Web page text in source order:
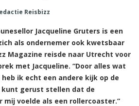
Reisbizz
Jacqueline Gruters is een
als ondernemer ook kwetsbaar
Magazine reisde naar Utrecht voor
met Jacqueline. “Door alles wat
ik echt een andere kijk op de
kunt gerust stellen dat de
mij voelde als een rollercoaster.”